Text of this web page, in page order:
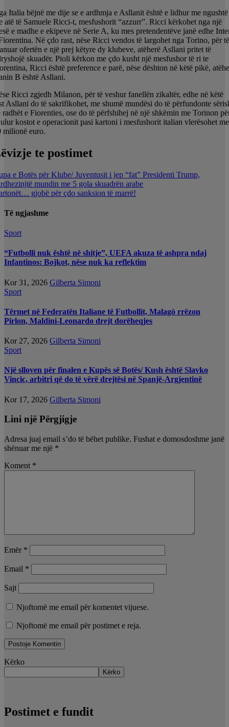
Italia bëjnë me dije se e ardhmja e Asllanit është e lidhur me ngushtë
atë të Samuele Ricci-t, mesfushorit “azzurr”. Ricci kërkohet nga një
e madhe e ekipeve në Serie A, ku mes pretendentëve janë edhe
Në çdo rast, nëse Ricci vendos të largohet nga Torino, për
ofertën e një prej këtyre dy klubeve, atëherë Asllani pritet të
skuadër. Pioli kërkon me çdo kusht një mesfushor të ri te
Ricci është preference e parë, nëse dështon në këtë pikë,
B është Asllani.
Ricci zgjedh Milanon, për të veshur fanellën zikaltër, edhe në këtë
Asllani do të sakrifikohet, me shumë mundësi do të përfundonte
radhët e Fiorenties, ose do të përfshihej në një shkëmin me Torinon
kostot e operacionit pasi kartoni i mesfushorit italian vlerësohet me
milionë euro.
te postimet
e Botës për Klube/ Juventusit i jep “fat” Presidenti Trump,
mundin me 5 gola skuadrën arabe
gjobë për çdo sanksion të marrë!
Të ngjashme
Sport
“Futbolli nuk është në shitje”, UEFA akuza të ashpra ndaj
Infantinos: Bojkot, nëse nuk ka reflektim
Kor 31, 2026 Gilberta Simoni
Sport
Tërmet në Federatën Italiane të Futbollit, Malagò rrëzon
Pirlon, Maldini-Leonardo drejt dorëheqjes
Kor 27, 2026 Gilberta Simoni
Sport
Një slloven për finalen e Kupës së Botës/ Kush është Slavko
Vincic, arbitri që do të vërë drejtësi në Spanjë-Argjentinë
Kor 17, 2026 Gilberta Simoni
Lini një Përgjigje
Adresa juaj email s’do të bëhet publike. Fushat e domosdoshme janë
shënuar me një *
Koment *
Emër *
Email *
Sajt
Njoftomë me email për komentet vijuese.
Njoftomë me email për postimet e reja.
Kërko
Kërko
Postimet e fundit